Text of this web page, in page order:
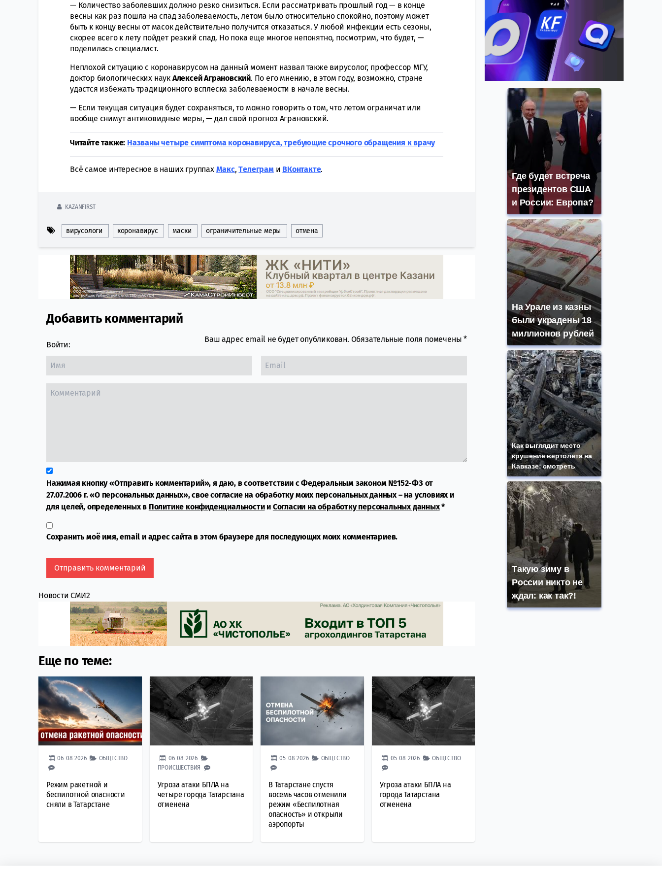
— Количество заболевших должно резко снизиться. Если рассматривать прошлый год — в конце
весны как раз пошла на спад заболеваемость, летом было относительно спокойно, поэтому может
быть к концу весны от масок действительно получится отказаться. У любой инфекции есть сезоны,
скорее всего к лету пойдет резкий спад. Но пока еще многое непонятно, посмотрим, что будет, —
поделилась специалист.
Неплохой ситуацию с коронавирусом на данный момент назвал также вирусолог, профессор МГУ,
доктор биологических наук Алексей Аграновский. По его мнению, в этом году, возможно, стране
удастся избежать традиционного всплеска заболеваемости в начале весны.
— Если текущая ситуация будет сохраняться, то можно говорить о том, что летом ограничат или
вообще снимут антиковидные меры, — дал свой прогноз Аграновский.
Читайте также: Названы четыре симптома коронавируса, требующие срочного обращения к врачу
Всё самое интересное в наших группах Макс,Tелеграми ВКонтакте.
KAZANFIRST
вирусологи коронавирус маски ограничительные меры отмена
Comment section
Добавить комментарий
Войти:
Ваш адрес email не будет опубликован. Обязательные поля помечены*
Нажимая кнопку «Отправить комментарий», я даю, в соответствии с Федеральным законом №152-ФЗ от
27.07.2006 г. «О персональных данных», свое согласие на обработку моих персональных данных – на условиях и
для целей, определенных в Политике конфиденциальностии Согласии на обработку персональных данных*
Сохранить моё имя, email и адрес сайта в этом браузере для последующих моих комментариев.
Новости СМИ2
Еще по теме:
06-08-2026 ОБЩЕСТВО
Режим ракетной и
беспилотной опасности
сняли в Татарстане
06-08-2026
ПРОИСШЕСТВИЯ
Угроза атаки БПЛА на
четыре города Татарстана
отменена
05-08-2026 ОБЩЕСТВО
В Татарстане спустя
восемь часов отменили
режим «Беспилотная
опасность» и открыли
аэропорты
05-08-2026 ОБЩЕСТВО
Угроза атаки БПЛА на
города Татарстана
отменена
Где будет встреча
президентов США
и России: Европа?
На Урале из казны
были украдены 18
миллионов рублей
Как выглядит место
крушение вертолета на
Кавказе: смотреть
Такую зиму в
России никто не
ждал: как так?!